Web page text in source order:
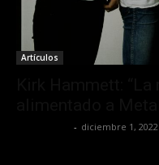
Artículos
- diciembre 1, 2022